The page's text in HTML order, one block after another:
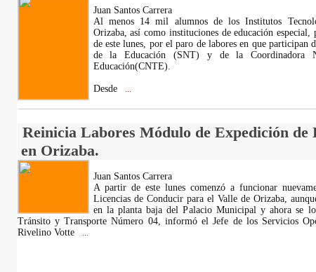
Juan Santos Carrera
Al menos 14 mil alumnos de los Institutos
Orizaba, así como instituciones de educación especial,
de este lunes, por el paro de labores en que participan
de la Educación (SNT) y de la Coordinadora
Educación(CNTE).
Desde
Reinicia Labores Módulo de Expedición de
en Orizaba.
Juan Santos Carrera
A partir de este lunes comenzó a funcionar
Licencias de Conducir para el Valle de Orizaba,
en la planta baja del Palacio Municipal y ahora se
Tránsito y Transporte Número 04, informó el Jefe de los Servicios
Rivelino Votte